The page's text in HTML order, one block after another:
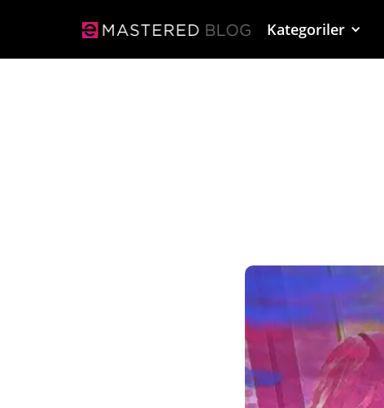
Kategoriler